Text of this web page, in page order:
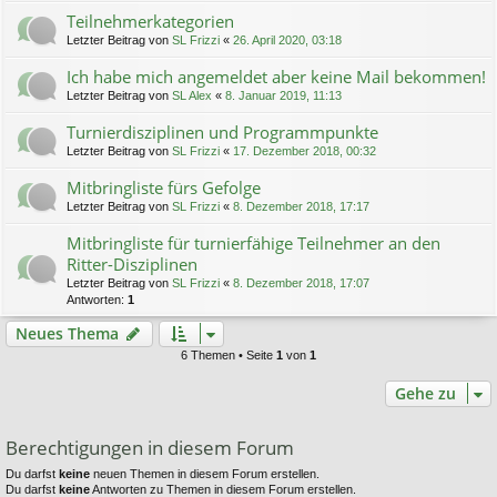
Teilnehmerkategorien
Letzter Beitrag von SL Frizzi « 26. April 2020, 03:18
Ich habe mich angemeldet aber keine Mail bekommen!
Letzter Beitrag von SL Alex « 8. Januar 2019, 11:13
Turnierdisziplinen und Programmpunkte
Letzter Beitrag von SL Frizzi « 17. Dezember 2018, 00:32
Mitbringliste fürs Gefolge
Letzter Beitrag von SL Frizzi « 8. Dezember 2018, 17:17
Mitbringliste für turnierfähige Teilnehmer an den
Ritter-Disziplinen
Letzter Beitrag von SL Frizzi « 8. Dezember 2018, 17:07
Antworten: 1
Neues Thema
6 Themen • Seite 1 von 1
Gehe zu
Berechtigungen in diesem Forum
Du darfst keine neuen Themen in diesem Forum erstellen.
Du darfst keineAntworten zu Themen in diesem Forum erstellen.